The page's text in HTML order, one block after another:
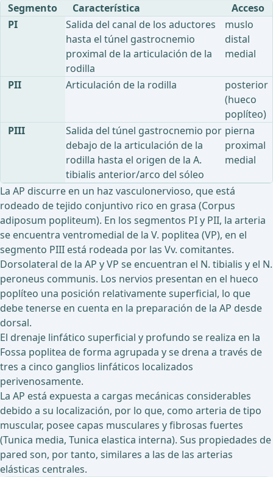
Segmento
Característica
Acceso
PI
Salida del canal de los aductores
hasta el túnel gastrocnemio
proximal de la articulación de la
rodilla
muslo
distal
medial
PII Articulación de la rodilla
posterior
(hueco
poplíteo)
PIII
Salida del túnel gastrocnemio por
debajo de la articulación de la
rodilla hasta el origen de la A.
tibialis anterior/arco del sóleo
pierna
proximal
medial
La AP discurre en un haz vasculonervioso, que está
rodeado de tejido conjuntivo rico en grasa (Corpus
adiposum popliteum). En los segmentos PI y PII, la arteria
se encuentra ventromedial de la V. poplitea (VP), en el
segmento PIII está rodeada por las Vv. comitantes.
Dorsolateral de la AP y VP se encuentran el N. tibialis y el N.
peroneus communis. Los nervios presentan en el hueco
poplíteo una posición relativamente superficial, lo que
debe tenerse en cuenta en la preparación de la AP desde
dorsal.
El drenaje linfático superficial y profundo se realiza en la
Fossa poplitea de forma agrupada y se drena a través de
tres a cinco ganglios linfáticos localizados
perivenosamente.
La AP está expuesta a cargas mecánicas considerables
debido a su localización, por lo que, como arteria de tipo
muscular, posee capas musculares y fibrosas fuertes
(Tunica media, Tunica elastica interna). Sus propiedades de
pared son, por tanto, similares a las de las arterias
elásticas centrales.